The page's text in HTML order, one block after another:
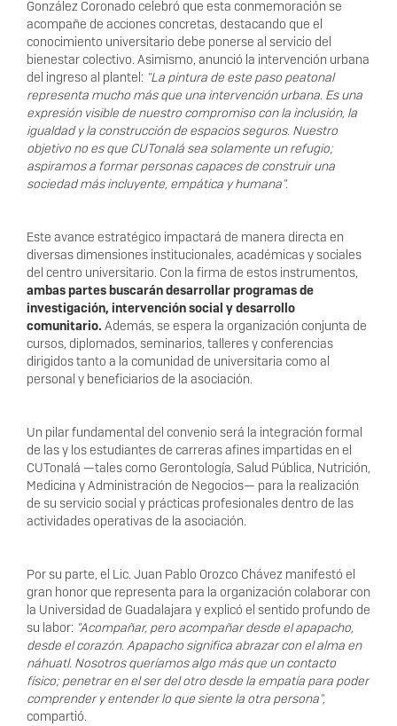
González Coronado celebró que esta conmemoración se
acompañe de acciones concretas, destacando que el
conocimiento universitario debe ponerse al servicio del
bienestar colectivo. Asimismo, anunció la intervención urbana
del ingreso al plantel: "La pintura de este paso peatonal
representa mucho más que una intervención urbana. Es una
expresión visible de nuestro compromiso con la inclusión, la
igualdad y la construcción de espacios seguros. Nuestro
objetivo no es que CUTonalá sea solamente un refugio;
aspiramos a formar personas capaces de construir una
sociedad más incluyente, empática y humana".
Este avance estratégico impactará de manera directa en
diversas dimensiones institucionales, académicas y sociales
del centro universitario. Con la firma de estos instrumentos,
ambas partes buscarán desarrollar programas de
investigación, intervención social y desarrollo
comunitario. Además, se espera la organización conjunta de
cursos, diplomados, seminarios, talleres y conferencias
dirigidos tanto a la comunidad de universitaria como al
personal y beneficiarios de la asociación.
Un pilar fundamental del convenio será la integración formal
de las y los estudiantes de carreras afines impartidas en el
CUTonalá —tales como Gerontología, Salud Pública, Nutrición,
Medicina y Administración de Negocios— para la realización
de su servicio social y prácticas profesionales dentro de las
actividades operativas de la asociación.
Por su parte, el Lic. Juan Pablo Orozco Chávez manifestó el
gran honor que representa para la organización colaborar con
la Universidad de Guadalajara y explicó el sentido profundo de
su labor: "Acompañar, pero acompañar desde el apapacho,
desde el corazón. Apapacho significa abrazar con el alma en
náhuatl. Nosotros queríamos algo más que un contacto
físico; penetrar en el ser del otro desde la empatía para poder
comprender y entender lo que siente la otra persona",
compartió.